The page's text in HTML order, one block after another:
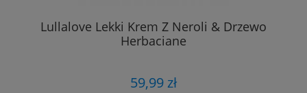
Lullalove Lekki Krem Z Neroli & Drzewo
Herbaciane
59,99 zł